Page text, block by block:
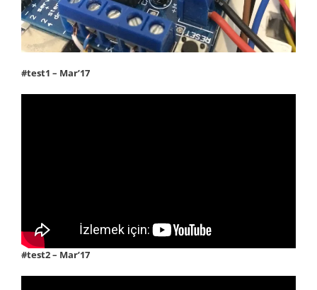
#test1 – Mar’17
#test2 – Mar’17